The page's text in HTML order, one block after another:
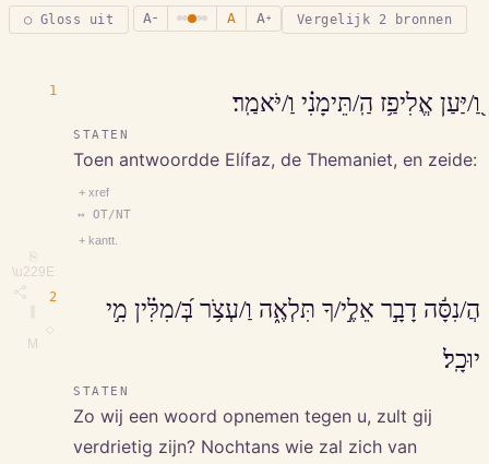
○ Gloss uit A− A A+ Vergelijk 2 bronnen
1
⎘
\u229E
M
וַ֭/יַּעַן אֱלִיפַ֥ז הַֽ/תֵּימָנִ֗י וַ/יֹּאמַֽר׃
STATEN
Toen antwoordde Elífaz, de Themaniet, en zeide:
+ xref
↔ OT/NT
+ kantt.
2
הֲ/נִסָּ֬ה דָבָ֣ר אֵלֶ֣י/ךָ תִּלְאֶ֑ה וַ/עְצֹ֥ר בְּ֝/מִלִּ֗ין מִ֣י
יוּכָֽל׃
STATEN
Zo wij een woord opnemen tegen u, zult gij
verdrietig zijn? Nochtans wie zal zich van